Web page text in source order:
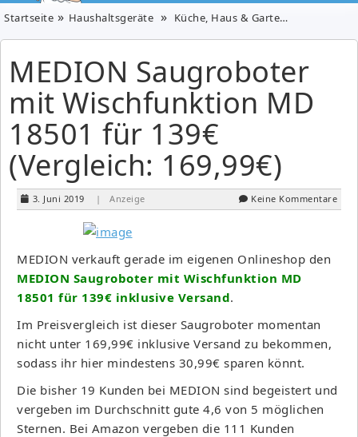
Startseite Haushaltsgeräte Küche, Haus & Garten
MEDION Saugroboter
mit Wischfunktion MD
18501 für 139€
(Vergleich: 169,99€)
3. Juni 2019 | Anzeige Keine Kommentare
MEDION verkauft gerade im eigenen Onlineshop den
MEDION Saugroboter mit Wischfunktion MD
18501 für 139€ inklusive Versand.
Im Preisvergleich ist dieser Saugroboter momentan
nicht unter 169,99€ inklusive Versand zu bekommen,
sodass ihr hier mindestens 30,99€ sparen könnt.
Die bisher 19 Kunden bei MEDION sind begeistert und
vergeben im Durchschnitt gute 4,6 von 5 möglichen
Sternen. Bei Amazon vergeben die 111 Kunden